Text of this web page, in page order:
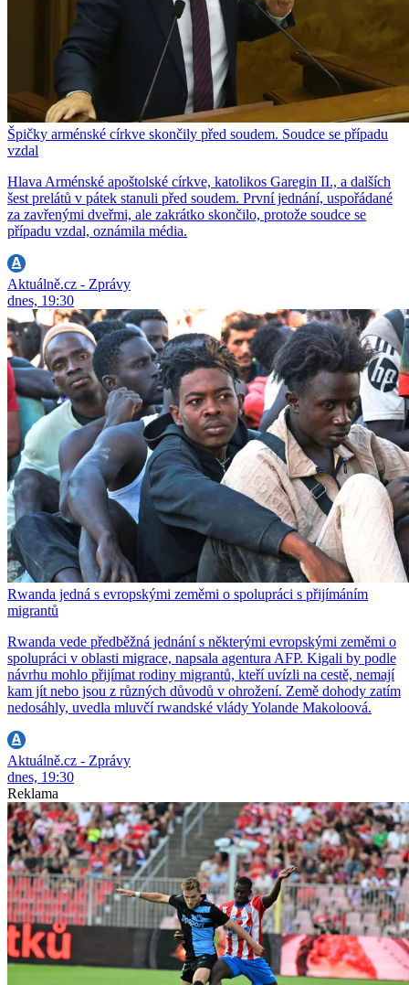
Špičky arménské církve skončily před soudem. Soudce se případu
vzdal
Hlava Arménské apoštolské církve, katolikos Garegin II., a dalších
šest prelátů v pátek stanuli před soudem. První jednání, uspořádané
za zavřenými dveřmi, ale zakrátko skončilo, protože soudce se
případu vzdal, oznámila média.
Aktuálně.cz - Zprávy
dnes, 19:30
Rwanda jedná s evropskými zeměmi o spolupráci s přijímáním
migrantů
Rwanda vede předběžná jednání s některými evropskými zeměmi o
spolupráci v oblasti migrace, napsala agentura AFP. Kigali by podle
návrhu mohlo přijímat rodiny migrantů, kteří uvízli na cestě, nemají
kam jít nebo jsou z různých důvodů v ohrožení. Země dohody zatím
nedosáhly, uvedla mluvčí rwandské vlády Yolande Makoloová.
Aktuálně.cz - Zprávy
dnes, 19:30
Reklama